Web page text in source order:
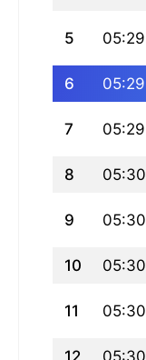
5 05:29
6 05:29
7 05:29
8 05:30
9 05:30
10 05:30
11 05:30